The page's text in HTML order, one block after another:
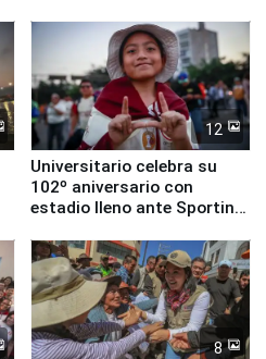
12
Universitario celebra su
102º aniversario con
estadio lleno ante Sporting
8